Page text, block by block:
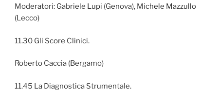
Moderatori: Gabriele Lupi (Genova), Michele Mazzullo
(Lecco)
11.30 Gli Score Clinici.
Roberto Caccia (Bergamo)
11.45 La Diagnostica Strumentale.